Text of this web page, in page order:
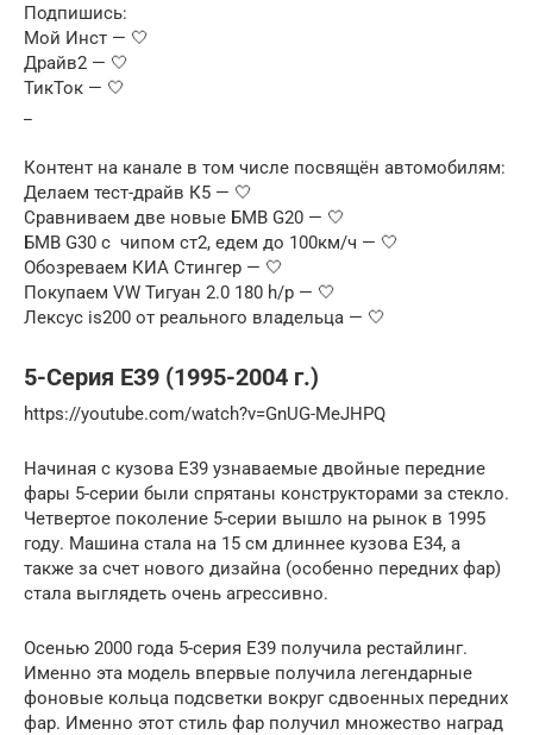
Подпишись:
Мой Инст — 🤍
Драйв2 — 🤍
ТикТок — 🤍
Контент на канале в том числе посвящён автомобилям:
Делаем тест-драйв К5 — 🤍
Сравниваем две новые БМВ G20 — 🤍
БМВ G30 c чипом ст2, едем до 100км/ч — 🤍
Обозреваем КИА Стингер — 🤍
Покупаем VW Тигуан 2.0 180 h/p — 🤍
Лексус is200 от реального владельца — 🤍
5-Серия E39 (1995-2004 г.)
https://youtube.com/watch?v=GnUG-MeJHPQ
Начиная с кузова Е39 узнаваемые двойные передние
фары 5-серии были спрятаны конструкторами за стекло.
Четвертое поколение 5-серии вышло на рынок в 1995
году. Машина стала на 15 см длиннее кузова Е34, а
также за счет нового дизайна (особенно передних фар)
стала выглядеть очень агрессивно.
Осенью 2000 года 5-серия Е39 получила рестайлинг.
Именно эта модель впервые получила легендарные
фоновые кольца подсветки вокруг сдвоенных передних
фар. Именно этот стиль фар получил множество наград